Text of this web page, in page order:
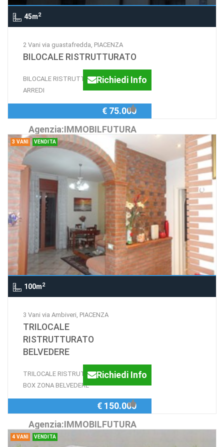
45m2
2 Vani via guastafredda, PIACENZA
BILOCALE RISTRUTTURATO
BILOCALE RISTRUTTURATO CON
ARREDI
Richiedi Info
Agenzia:IMMOBILFUTURA
€ 75.000
3 VANI VENDITA
100m2
3 Vani via Ambiveri, PIACENZA
TRILOCALE
RISTRUTTURATO
BELVEDERE
TRILOCALE RISTRUTTURATO CON
BOX ZONA BELVEDERE
Richiedi Info
Agenzia:IMMOBILFUTURA
€ 150.000
4 VANI VENDITA